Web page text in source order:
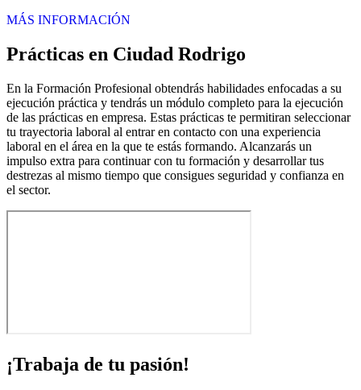
MÁS INFORMACIÓN
Prácticas en Ciudad Rodrigo
En la Formación Profesional obtendrás habilidades enfocadas a su
ejecución práctica y tendrás un módulo completo para la ejecución
de las prácticas en empresa. Estas prácticas te permitiran seleccionar
tu trayectoria laboral al entrar en contacto con una experiencia
laboral en el área en la que te estás formando. Alcanzarás un
impulso extra para continuar con tu formación y desarrollar tus
destrezas al mismo tiempo que consigues seguridad y confianza en
el sector.
¡Trabaja de tu pasión!